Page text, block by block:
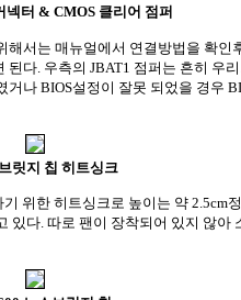
터 & CMOS 클리어 점퍼
해서는 매뉴얼에서 연결방법을 확인
다. 우측의 JBAT1 점퍼는 흔히 우
나 BIOS설정이 잘못 되었을 경우
릿지 칩 히트싱크
위한 히트싱크로 높이는 약 2.5cm
있다. 따로 팬이 장착되어 있지 않아